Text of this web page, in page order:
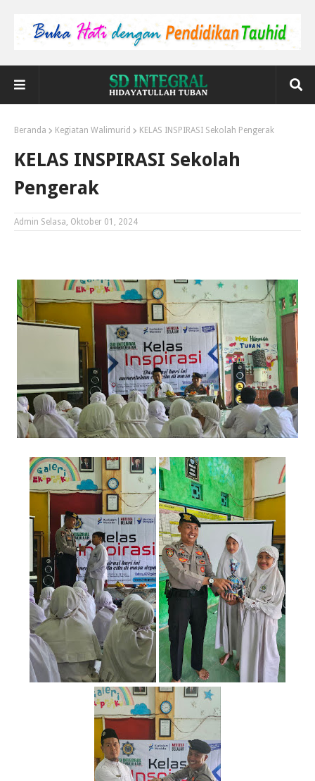
Beranda Kegiatan Walimurid KELAS INSPIRASI Sekolah Pengerak
KELAS INSPIRASI Sekolah
Pengerak
Admin Selasa, Oktober 01, 2024